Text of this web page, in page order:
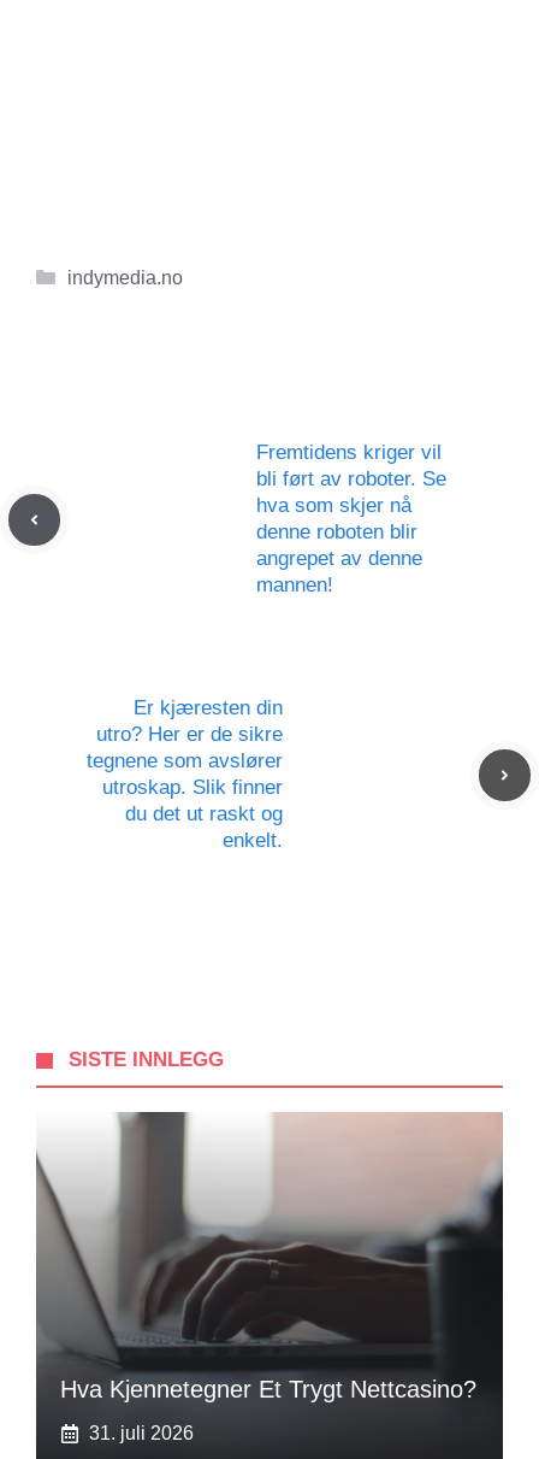
Kategorier
indymedia.no
Fremtidens kriger vil
bli ført av roboter. Se
hva som skjer nå
denne roboten blir
angrepet av denne
mannen!
Er kjæresten din
utro? Her er de sikre
tegnene som avslører
utroskap. Slik finner
du det ut raskt og
enkelt.
SISTE INNLEGG
Hva Kjennetegner Et Trygt Nettcasino?
31. juli 2026